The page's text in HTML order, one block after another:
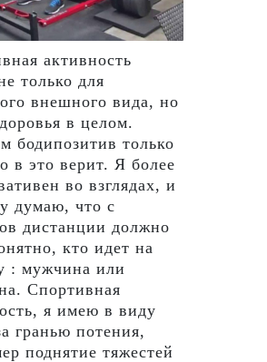
активность
только для
внешного вида, но
в целом.
бодипозитив только
в это верит. Я более
во взглядах, и
думаю, что с
дистанции должно
кто идет на
: мужчина или
Спортивная
я имею в виду
гранью потения,
поднятие тяжестей